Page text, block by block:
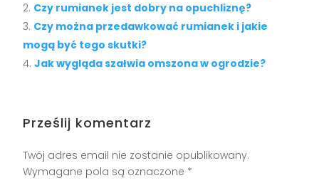
Czy rumianek jest dobry na opuchliznę?
Czy można przedawkować rumianek i jakie
mogą być tego skutki?
Jak wygląda szałwia omszona w ogrodzie?
Prześlij komentarz
Twój adres email nie zostanie opublikowany.
Wymagane pola są oznaczone *